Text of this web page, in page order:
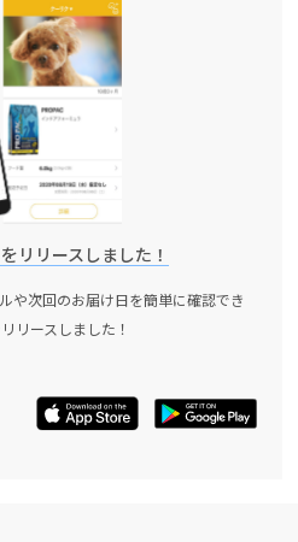
リリースしました！
や次回のお届け日を簡単に確認でき
リースしました！